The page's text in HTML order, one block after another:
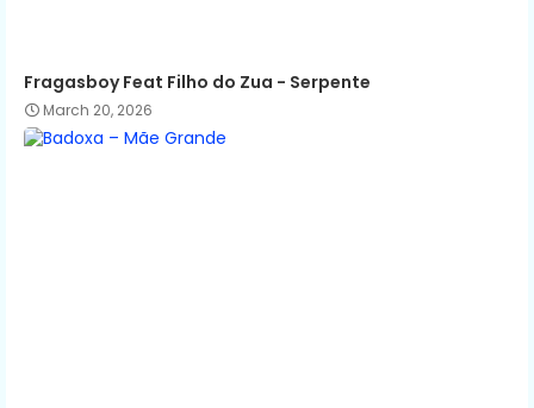
Fragasboy Feat Filho do Zua - Serpente
March 20, 2026